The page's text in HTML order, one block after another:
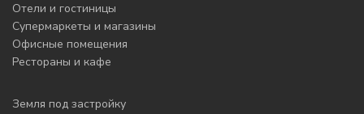
Отели и гостиницы
Супермаркеты и магазины
Офисные помещения
Рестораны и кафе
Земля под застройку